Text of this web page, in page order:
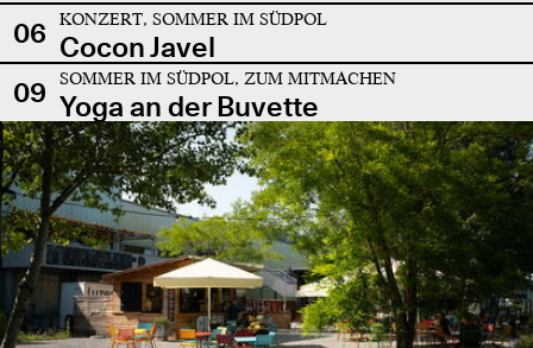
06 KONZERT, SOMMER IM SÜDPOL
Cocon Javel
09
SOMMER IM SÜDPOL, ZUM MITMACHEN
Yoga an der Buvette